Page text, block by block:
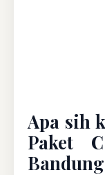
Apa sih
Paket